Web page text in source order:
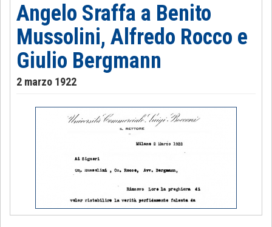
Angelo Sraffa a Benito
Mussolini, Alfredo Rocco e
Giulio Bergmann
2 marzo 1922